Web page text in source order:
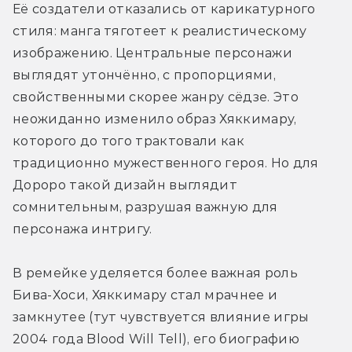
Её создатели отказались от карикатурного
стиля: манга тяготеет к реалистическому
изображению. Центральные персонажи
выглядят утончённо, с пропорциями,
свойственными скорее жанру сёдзе. Это
неожиданно изменило образ Хяккимару,
которого до того трактовали как
традиционно мужественного героя. Но для
Дороро такой дизайн выглядит
сомнительным, разрушая важную для
персонажа интригу.
В ремейке уделяется более важная роль
Бива-Хоси, Хяккимару стал мрачнее и
замкнутее (тут чувствуется влияние игры
2004 года Blood Will Tell), его биографию